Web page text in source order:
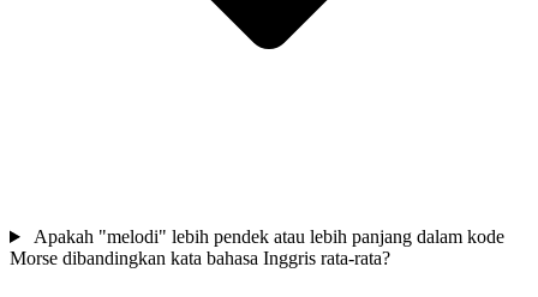
Apakah "melodi" lebih pendek atau lebih panjang dalam kode
Morse dibandingkan kata bahasa Inggris rata-rata?